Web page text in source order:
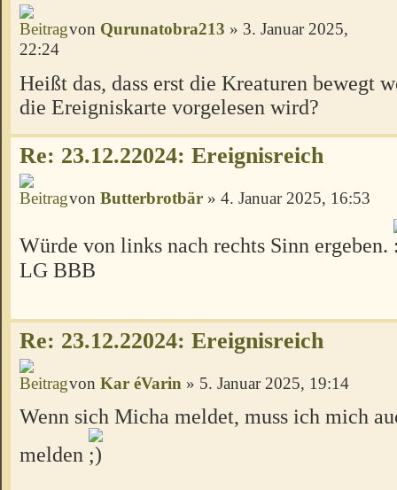
von Qurunatobra213 » 3. Januar 2025,
22:24
Heißt das, dass erst die Kreaturen bewegt
die Ereigniskarte vorgelesen wird?
Re: 23.12.22024: Ereignisreich
von Butterbrotbär » 4. Januar 2025, 16:53
Würde von links nach rechts Sinn ergeben.
LG BBB
Re: 23.12.22024: Ereignisreich
von Kar éVarin » 5. Januar 2025, 19:14
Wenn sich Micha meldet, muss ich mich
melden